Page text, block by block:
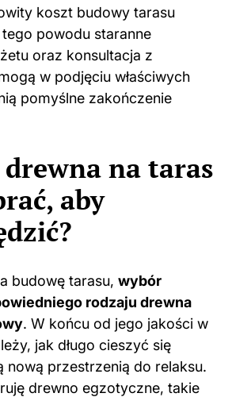
koszt budowy tarasu
powodu staranne
oraz konsultacja z
w podjęciu właściwych
pomyślne zakończenie
na taras
aby
budowę tarasu, wybór
rodzaju drewna
. W końcu od jego jakości w
jak długo cieszyć się
nową przestrzenią do relaksu.
drewno egzotyczne, takie